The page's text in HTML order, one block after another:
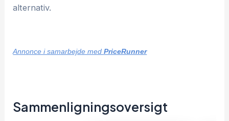
alternativ.
Annonce i samarbejde medPriceRunner
Sammenligningsoversigt